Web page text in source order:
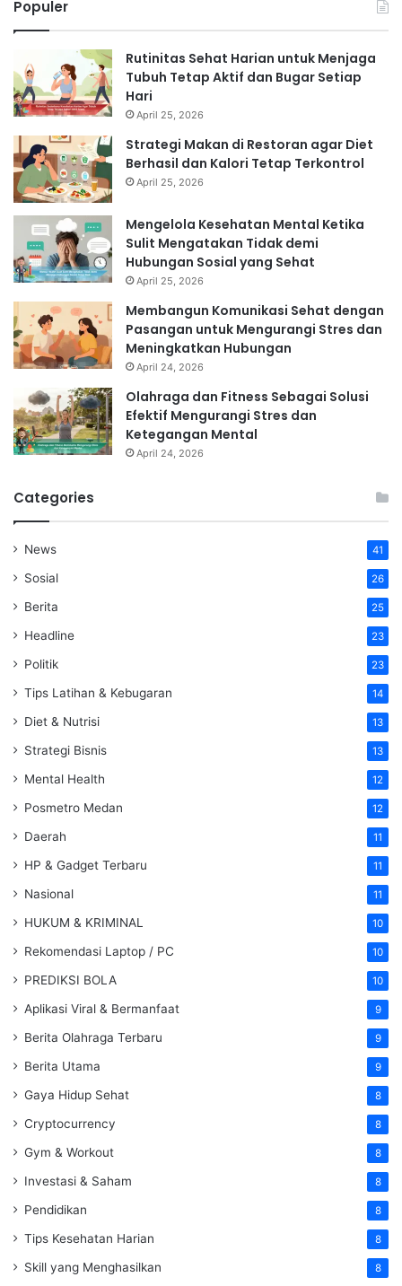
Populer
Rutinitas Sehat Harian untuk Menjaga
Tubuh Tetap Aktif dan Bugar Setiap
Hari
April 25, 2026
Strategi Makan di Restoran agar Diet
Berhasil dan Kalori Tetap Terkontrol
April 25, 2026
Mengelola Kesehatan Mental Ketika
Sulit Mengatakan Tidak demi
Hubungan Sosial yang Sehat
April 25, 2026
Membangun Komunikasi Sehat dengan
Pasangan untuk Mengurangi Stres dan
Meningkatkan Hubungan
April 24, 2026
Olahraga dan Fitness Sebagai Solusi
Efektif Mengurangi Stres dan
Ketegangan Mental
April 24, 2026
Categories
News 41
Sosial 26
Berita 25
Headline 23
Politik 23
Tips Latihan & Kebugaran 14
Diet & Nutrisi 13
Strategi Bisnis 13
Mental Health 12
Posmetro Medan 12
Daerah 11
HP & Gadget Terbaru 11
Nasional 11
HUKUM & KRIMINAL 10
Rekomendasi Laptop / PC 10
PREDIKSI BOLA 10
Aplikasi Viral & Bermanfaat 9
Berita Olahraga Terbaru 9
Berita Utama 9
Gaya Hidup Sehat 8
Cryptocurrency 8
Gym & Workout 8
Investasi & Saham 8
Pendidikan 8
Tips Kesehatan Harian 8
Skill yang Menghasilkan 8